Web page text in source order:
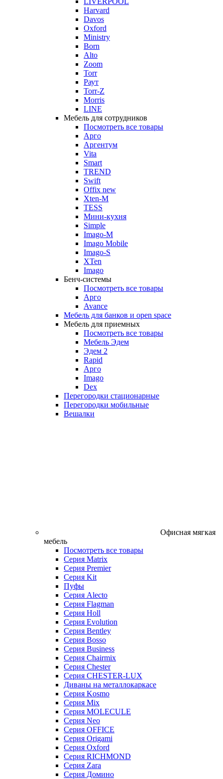
Harvard
Davos
Oxford
Ministry
Born
Alto
Zoom
Torr
Раут
Torr-Z
Morris
LINE
Мебель для сотрудников
Посмотреть все товары
Арго
Аргентум
Vita
Smart
TREND
Swift
Offix new
Xten-M
TESS
Мини-кухня
Simple
Imago-M
Imago Mobile
Imago-S
XTen
Imago
Бенч-системы
Посмотреть все товары
Арго
Avance
Мебель для банков и open space
Мебель для приемных
Посмотреть все товары
Мебель Эдем
Эдем 2
Rapid
Арго
Imago
Dex
Перегородки стационарные
Перегородки мобильные
Вешалки
Офисная мягкая
мебель
Посмотреть все товары
Серия Matrix
Серия Premier
Серия Kit
Пуфы
Серия Alecto
Серия Flagman
Серия Holl
Серия Evolution
Серия Bentley
Серия Bosso
Серия Business
Серия Chairmix
Серия Chester
Серия CHESTER-LUX
Диваны на металлокаркасе
Серия Kosmo
Серия Mix
Серия MOLECULE
Серия Neo
Серия OFFICE
Серия Origami
Серия Oxford
Серия RICHMOND
Серия Zara
Серия Домино